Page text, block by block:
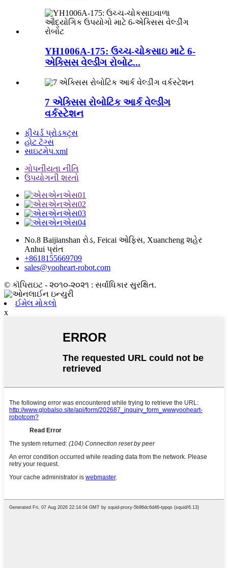
YH1006A-175: ઉચ્ચ-ચોકસાઇ માટે 6-
એક્સિસ વેલ્ડીંગ રોબોટ...
7 એક્સિસ રોબોટિક આર્ક વેલ્ડીંગ
વર્કસ્ટેશન
ફીચર્ડ પ્રોડક્ટ્સ
હોટ ટૅગ્સ
સાઇટમેપ.xml
ગોપનીયતા નીતિ
ઉપયોગની શરતો
No.8 Baijianshan રોડ, Feicai ઓફિસ, Xuancheng શહેર
Anhui પ્રાંત
+8618155669709
sales@yooheart-robot.com
© કૉપિરાઇટ - ૨૦૧૦-૨૦૨૧ : સર્વાધિકાર સુરક્ષિત.
ઈમેલ મોકલો
x